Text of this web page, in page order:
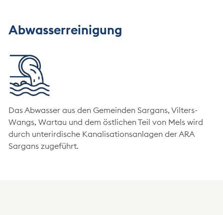
Abwasserreinigung
Das Abwasser aus den Gemeinden Sargans, Vilters-
Wangs, Wartau und dem östlichen Teil von Mels wird
durch unterirdische Kanalisationsanlagen der ARA
Sargans zugeführt.